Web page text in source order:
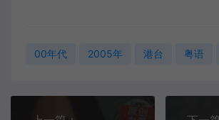
00年代 2005年 港台 粤语